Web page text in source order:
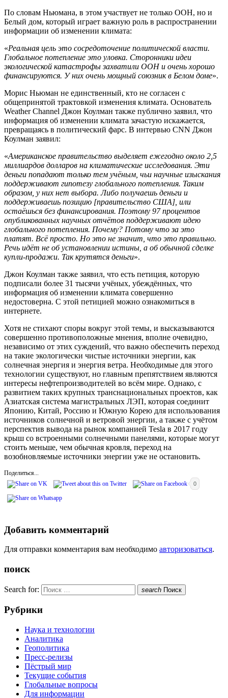
По словам Ньюмана, в этом участвует не только ООН, но и
Белый дом, который играет важную роль в распространении
информации об изменении климата:
«Реальная цель это сосредоточение политической власти.
Глобальное потепление это уловка. Сторонники идеи
экологической катастрофы захватили ООН и очень хорошо
финансируются. У них очень мощный союзник в Белом доме».
Морис Ньюман не единственный, кто не согласен с
общепринятой трактовкой изменения климата. Основатель
Weather Channel Джон Коулман также публично заявил, что
информация об изменении климата зачастую искажается,
превращаясь в политический фарс. В интервью CNN Джон
Коулман заявил:
«Американское правительство выделяет ежегодно около 2,5
миллиардов долларов на климатические исследования. Эти
деньги попадают только тем учёным, чьи научные изыскания
поддерживают гипотезу глобального потепления. Таким
образом, у них нет выбора. Либо получаешь деньги и
поддерживаешь позицию [правительство США], или
остаёшься без финансирования. Поэтому 97 процентов
опубликованных научных отчётов поддерживают идею
глобального потепления. Почему? Потому что за это
платят. Всё просто. Но это не значит, что это правильно.
Речь идёт не об установлении истины, а об обычной сделке
купли-продажи. Так крутятся деньги».
Джон Коулман также заявил, что есть петиция, которую
подписали более 31 тысячи учёных, убеждённых, что
информация об изменении климата совершенно
недостоверна. С этой петицией можно ознакомиться в
интернете.
Хотя не стихают споры вокруг этой темы, и высказываются
совершенно противоположные мнения, вполне очевидно,
независимо от этих суждений, что важно обеспечить переход
на такие экологически чистые источники энергии, как
солнечная энергия и энергия ветра. Необходимые для этого
технологии существуют, но главным препятствием являются
интересы нефтепроизводителей во всём мире. Однако, с
развитием таких крупных транснациональных проектов, как
Азиатская система магистральных ЛЭП, которая соединит
Японию, Китай, Россию и Южную Корею для использования
источников солнечной и ветровой энергии, а также с учётом
перспектив вывода на рынок компанией Tesla в 2017 году
крыш со встроенными солнечными панелями, которые могут
стоить меньше, чем обычная кровля, переход на
возобновляемые источники энергии уже не остановить.
Поделиться...
0
Добавить комментарий
Для отправки комментария вам необходимо авторизоваться.
поиск
Search for: search Поиск
Рубрики
Наука и технологии
Аналитика
Геополитика
Пресс-релизы
Пёстрый мир
Текущие события
Глобальные вопросы
Для информации